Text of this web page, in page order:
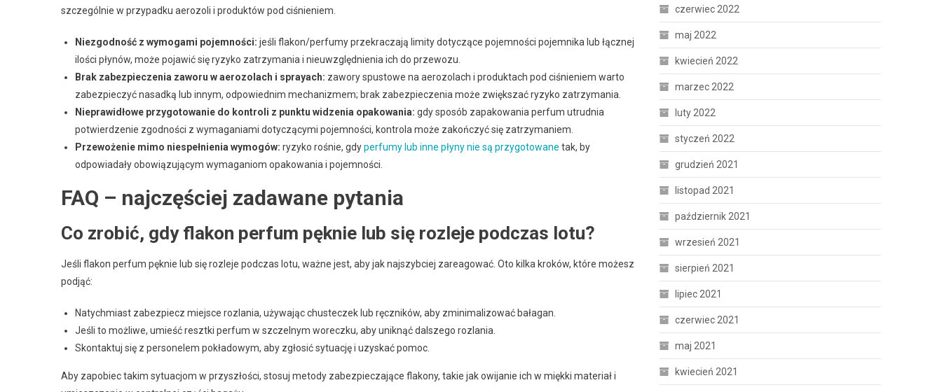
szczególnie w przypadku aerozoli i produktów pod ciśnieniem.
Niezgodność z wymogami pojemności: jeśli flakon/perfumy przekraczają limity dotyczące pojemności pojemnika lub łącznej
ilości płynów, może pojawić się ryzyko zatrzymania i nieuwzględnienia ich do przewozu.
Brak zabezpieczenia zaworu w aerozolach i sprayach: zawory spustowe na aerozolach i produktach pod ciśnieniem warto
zabezpieczyć nasadką lub innym, odpowiednim mechanizmem; brak zabezpieczenia może zwiększać ryzyko zatrzymania.
Nieprawidłowe przygotowanie do kontroli z punktu widzenia opakowania: gdy sposób zapakowania perfum utrudnia
potwierdzenie zgodności z wymaganiami dotyczącymi pojemności, kontrola może zakończyć się zatrzymaniem.
Przewożenie mimo niespełnienia wymogów: ryzyko rośnie, gdyperfumy lub inne płyny nie są przygotowane tak, by
odpowiadały obowiązującym wymaganiom opakowania i pojemności.
FAQ – najczęściej zadawane pytania
Co zrobić, gdy flakon perfum pęknie lub się rozleje podczas lotu?
Jeśli flakon perfum pęknie lub się rozleje podczas lotu, ważne jest, aby jak najszybciej zareagować. Oto kilka kroków, które możesz
podjąć:
Natychmiast zabezpiecz miejsce rozlania, używając chusteczek lub ręczników, aby zminimalizować bałagan.
Jeśli to możliwe, umieść resztki perfum w szczelnym woreczku, aby uniknąć dalszego rozlania.
Skontaktuj się z personelem pokładowym, aby zgłosić sytuację i uzyskać pomoc.
Aby zapobiec takim sytuacjom w przyszłości, stosuj metody zabezpieczające flakony, takie jak owijanie ich w miękki materiał i
czerwiec 2022
maj 2022
kwiecień 2022
marzec 2022
luty 2022
styczeń 2022
grudzień 2021
listopad 2021
październik 2021
wrzesień 2021
sierpień 2021
lipiec 2021
czerwiec 2021
maj 2021
kwiecień 2021